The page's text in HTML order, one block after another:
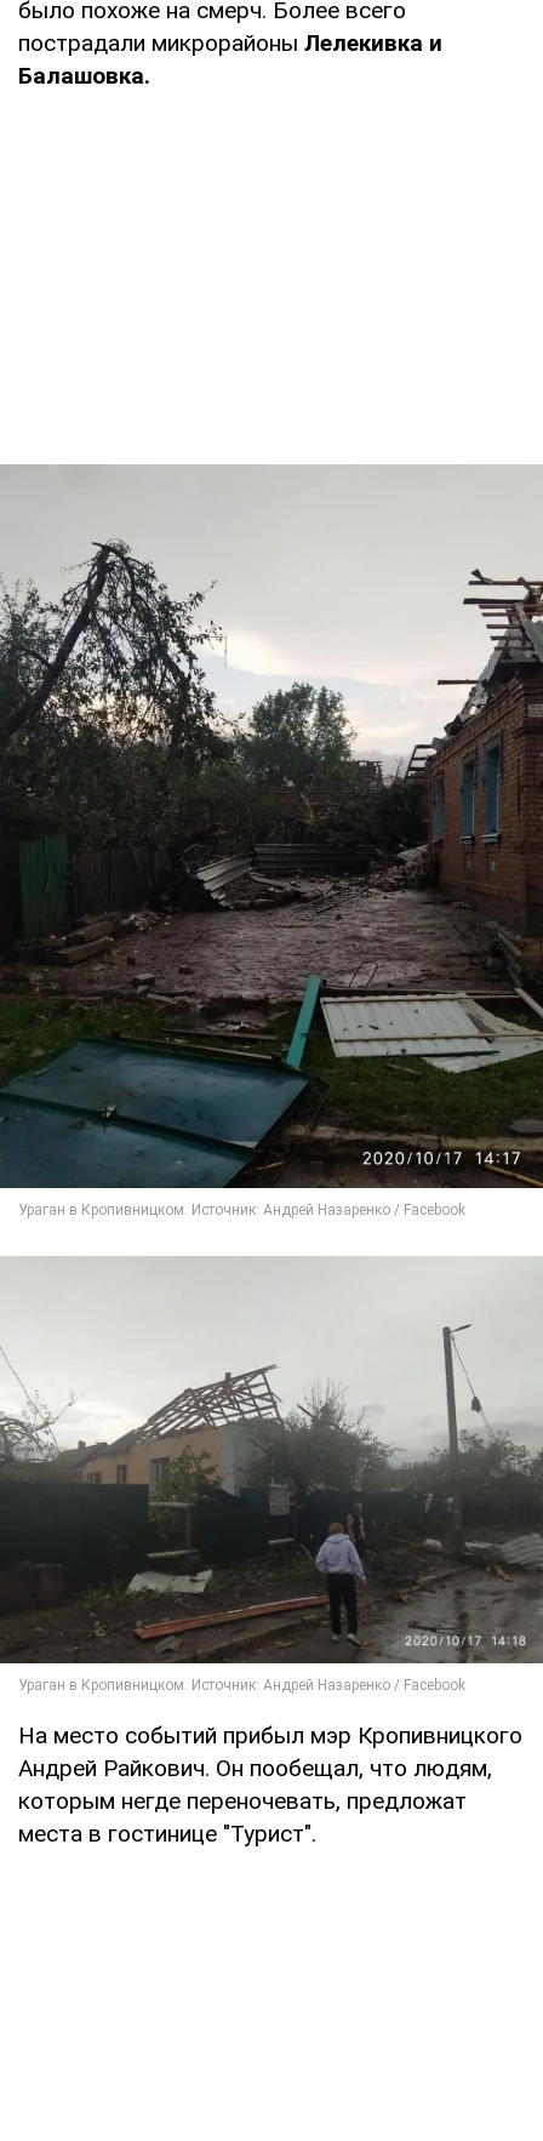
было похоже на смерч. Более всего
пострадали микрорайоны Лелекивка и
Балашовка.
На место событий прибыл мэр Кропивницкого
Андрей Райкович. Он пообещал, что людям,
которым негде переночевать, предложат
места в гостинице "Турист".